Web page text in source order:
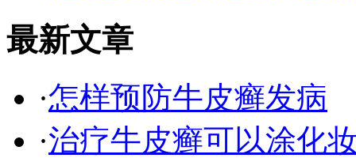
最新文章
·怎样预防牛皮癣发病
·治疗牛皮癣可以涂化